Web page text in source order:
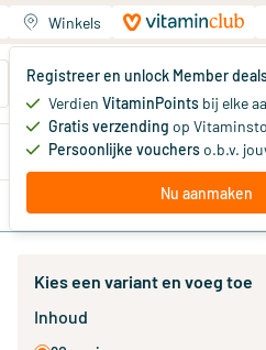
Winkels
Registreer en unlock Member
Verdien VitaminPoints bij elke
Gratis verzending op
Persoonlijke voucherso.b.v.
Nu aanmaken
Jouw
Je hebt nog geen
Aanbiedingen Memberdeals
Kies een variant en voeg toe
Inhoud